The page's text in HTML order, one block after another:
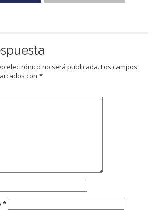
electrónico no será publicada. Los campos
con *
*